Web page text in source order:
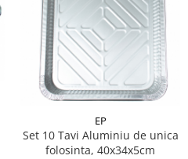
EP
Set 10 Tavi Aluminiu de unica
folosinta, 40x34x5cm